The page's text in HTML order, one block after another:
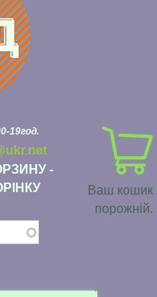
Ваш кошик
порожній.
19год.
-